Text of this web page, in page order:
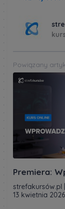
Powiązany
Premiera:
strefakursów.pl
13 kwietnia 2026